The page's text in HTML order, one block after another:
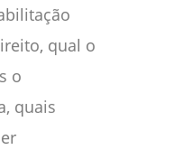
qual o
o
quais